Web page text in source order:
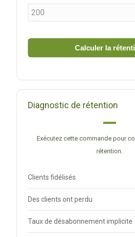
Calculer la
Diagnostic de rétention
—
Exécutez cette commande pour
rétention.
Clients fidélisés
Des clients ont perdu
Taux de désabonnement implicite